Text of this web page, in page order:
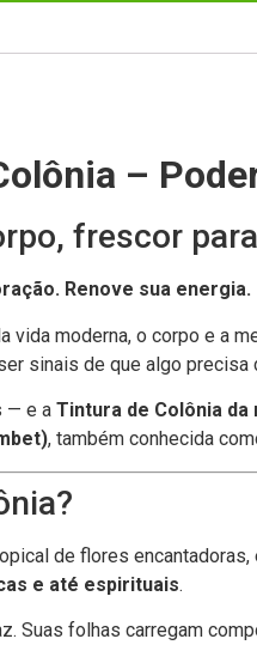
–
frescor
Renove sua energia.
vida moderna, o corpo e a
sinais de que algo
— e a Tintura de Colônia
, também conhecida
de flores
e até espirituais.
Suas folhas carregam